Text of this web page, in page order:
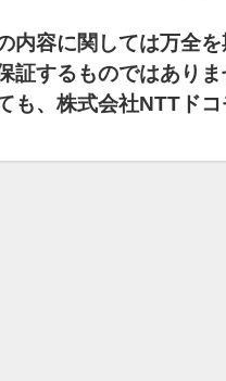
内容に関しては万全を
証するものではあり
も、株式会社NTTド